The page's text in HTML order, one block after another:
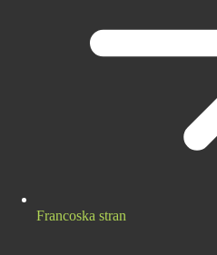
Francoska stran